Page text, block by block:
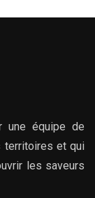
une équipe de
territoires et qui
les saveurs